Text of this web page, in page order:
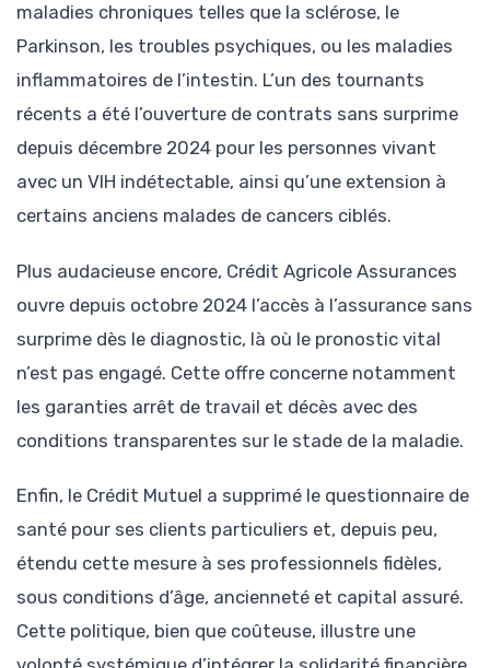
maladies chroniques telles que la sclérose, le
Parkinson, les troubles psychiques, ou les maladies
inflammatoires de l’intestin. L’un des tournants
récents a été l’ouverture de contrats sans surprime
depuis décembre 2024 pour les personnes vivant
avec un VIH indétectable, ainsi qu’une extension à
certains anciens malades de cancers ciblés.
Plus audacieuse encore, Crédit Agricole Assurances
ouvre depuis octobre 2024 l’accès à l’assurance sans
surprime dès le diagnostic, là où le pronostic vital
n’est pas engagé. Cette offre concerne notamment
les garanties arrêt de travail et décès avec des
conditions transparentes sur le stade de la maladie.
Enfin, le Crédit Mutuel a supprimé le questionnaire de
santé pour ses clients particuliers et, depuis peu,
étendu cette mesure à ses professionnels fidèles,
sous conditions d’âge, ancienneté et capital assuré.
Cette politique, bien que coûteuse, illustre une